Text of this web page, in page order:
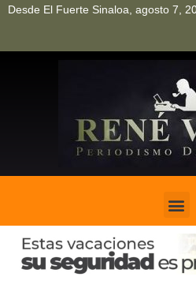
Desde El Fuerte Sinaloa, agosto 7,